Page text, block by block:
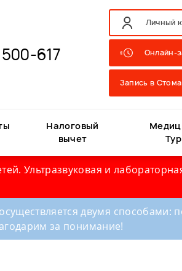
500-617
Личный
Онлайн-
Запись в
Налоговый
вычет
Ультразвуковая и
двумя способами:
за понимание!